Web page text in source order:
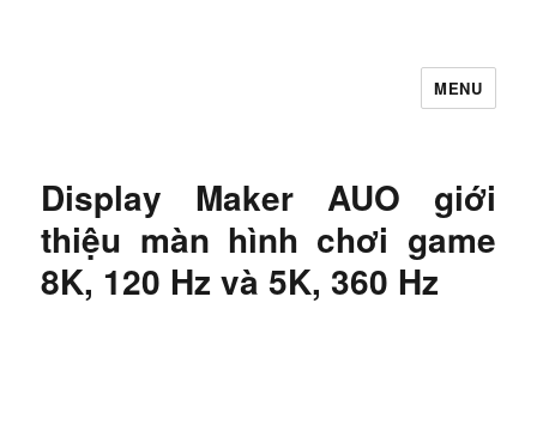
MENU
Display Maker AUO giới
thiệu màn hình chơi game
8K, 120 Hz và 5K, 360 Hz